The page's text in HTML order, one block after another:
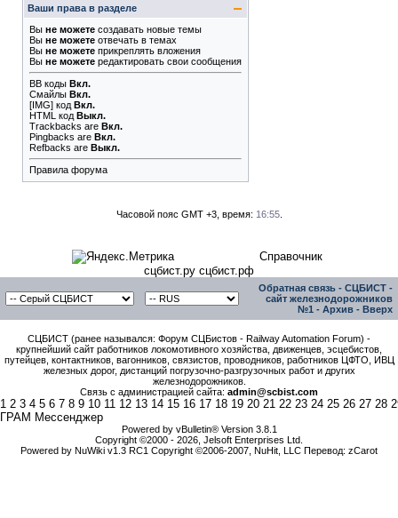
Ваши права в разделе
Вы не можете создавать новые темы
Вы не можете отвечать в темах
Вы не можете прикреплять вложения
Вы не можете редактировать свои сообщения
BB коды Вкл.
Смайлы Вкл.
[IMG] код Вкл.
HTML код Выкл.
Trackbacks are Вкл.
Pingbacks are Вкл.
Refbacks are Выкл.
Правила форума
Часовой пояс GMT +3, время: 16:55.
Справочник
сцбист.ру сцбист.рф
Обратная связь - СЦБИСТ -
сайт железнодорожников
№1 - Архив - Вверх
СЦБИСТ (ранее назывался: Форум СЦБистов - Railway Automation Forum) -
крупнейший сайт работников локомотивного хозяйства, движенцев, эсцебистов,
путейцев, контактников, вагонников, связистов, проводников, работников ЦФТО, ИВЦ
железных дорог, дистанций погрузочно-разгрузочных работ и других
железнодорожников.
Связь с администрацией сайта: admin@scbist.com
1 2 3 4 5 6 7 8 9 10 11 12 13 14 15 16 17 18 19 20 21 22 23 24 25 26 27 28
ГРАМ Мессенджер
Powered by vBulletin® Version 3.8.1
Copyright ©2000 - 2026, Jelsoft Enterprises Ltd.
Powered by NuWiki v1.3 RC1 Copyright ©2006-2007, NuHit, LLC Перевод: zCarot